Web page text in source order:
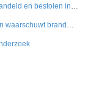
Bewoner vannacht overvallen, bedreigd, mishandeld en bestolen in Leidschendam
Landbouwer ziet rook in bebossing Anderen en waarschuwt brandweer